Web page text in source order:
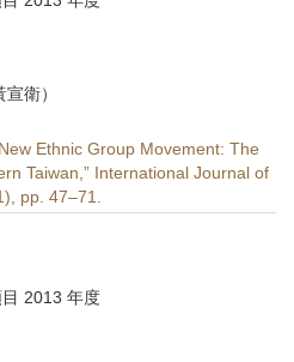
衛）
Ethnic Group Movement: The
Taiwan,” International Journal of
pp. 47–71.
2013 年度